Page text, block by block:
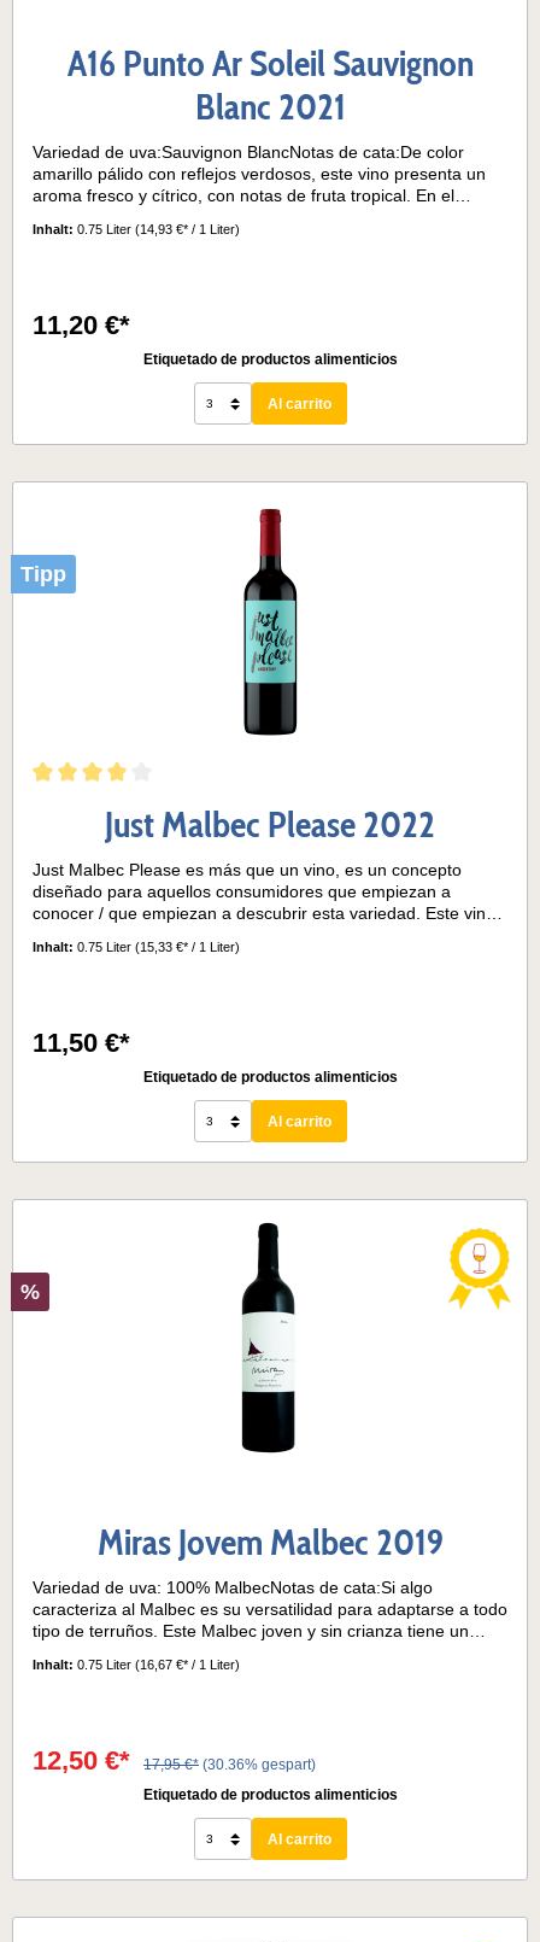
A16 Punto Ar Soleil Sauvignon
Blanc 2021
Variedad de uva:Sauvignon BlancNotas de cata:De color
amarillo pálido con reflejos verdosos, este vino presenta un
aroma fresco y cítrico, con notas de fruta tropical. En el
equilibrada.Temperatura de servicio: 10° - 12°C
Inhalt: 0.75 Liter (14,93 €* / 1 Liter)
11,20 €*
Etiquetado de productos alimenticios
Al carrito
Tipp
Just Malbec Please 2022
Just Malbec Please es más que un vino, es un concepto
diseñado para aquellos consumidores que empiezan a
conocer / que empiezan a descubrir esta variedad. Este vino
interpretación de la experiencia del Malbec.Variedad de
durante el proceso de elaboración. Este vino destaca por su
beberlo, lo que lo hace perfecto para una reunión con
amigos, pero también para ocasiones sencillas y
refrescantes. Un vino versátil que es el maravilloso con el
Inhalt: 0.75 Liter (15,33 €* / 1 Liter)
11,50 €*
Etiquetado de productos alimenticios
Al carrito
%
Miras Jovem Malbec 2019
Variedad de uva: 100% MalbecNotas de cata:Si algo
caracteriza al Malbec es su versatilidad para adaptarse a todo
tipo de terruños. Este Malbec joven y sin crianza tiene un
delicadas notas de violetas y pimienta negra.En el paladar es
Inhalt: 0.75 Liter (16,67 €* / 1 Liter)
12,50 €* 17,95 €* (30.36% gespart)
Etiquetado de productos alimenticios
Al carrito